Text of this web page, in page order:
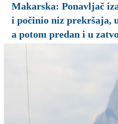
Makarska: Ponavljač
i počinio niz prekršaja,
a potom predan i u